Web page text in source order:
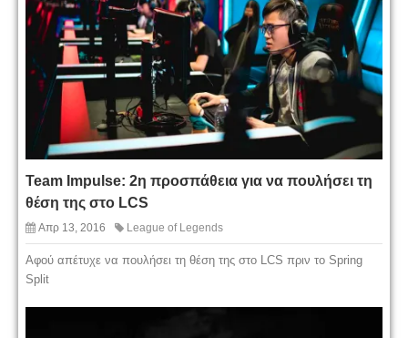
Team Impulse: 2η προσπάθεια για να πουλήσει τη
θέση της στο LCS
Απρ 13, 2016 League of Legends
Αφού απέτυχε να πουλήσει τη θέση της στο LCS πριν το Spring
Split